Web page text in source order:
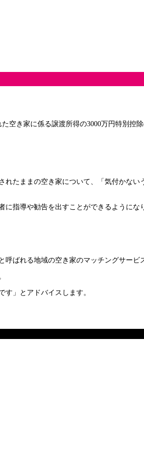
空き家に係る譲渡所得の3000万円特別控
たままの空き家について、「気付かな
指導や勧告を出すことができるようにな
ばれる地域の空き家のマッチングサービ
」とアドバイスします。